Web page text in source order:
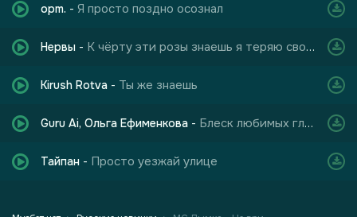
opm. - Я просто поздно осознал
Нервы - К чёрту эти розы знаешь я теряю свободу когда теряю тебя
Kirush Rotva - Ты же знаешь
Guru Ai, Ольга Ефименкова - Блеск любимых глаз
Тайпан - Просто уезжай улице